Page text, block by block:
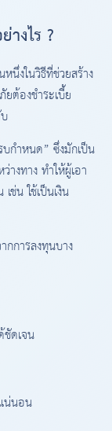
งไร ?
งในวิธีที่ช่วยสร้าง
ต้องชำระเบี้ย
กำหนด” ซึ่งมักเป็น
งทาง ทำให้ผู้เอา
ช่น ใช้เป็นเงิน
การลงทุนบาง
ดเจน
น่นอน